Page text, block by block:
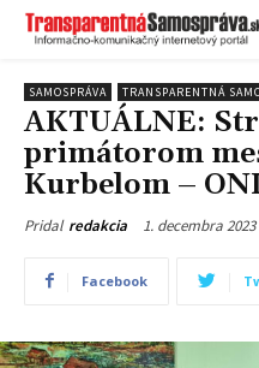
SAMOSPRÁVA TRANSPARENTNÁ
AKTUÁLNE:
primátorom
Kurbelom –
Pridal redakcia 1. decembra 2023
Facebook